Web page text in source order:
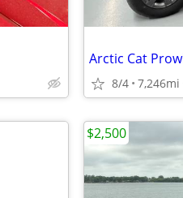
Arctic Cat
8/4 7,246mi
$2,500